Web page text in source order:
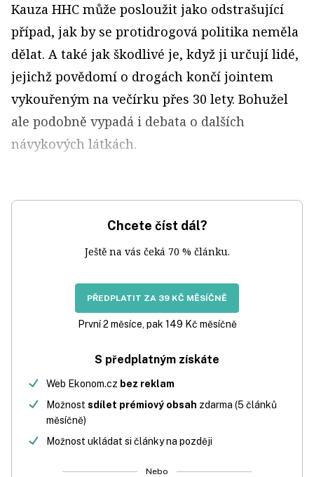
Kauza HHC může posloužit jako odstrašující
případ, jak by se protidrogová politika neměla
dělat. A také jak škodlivé je, když ji určují lidé,
jejichž povědomí o drogách končí jointem
vykouřeným na večírku přes 30 lety. Bohužel
ale podobně vypadá i debata o dalších
návykových látkách.
Chcete číst dál?
Ještě na vás čeká 70 % článku.
PŘEDPLATIT ZA 39 KČ MĚSÍČNĚ
První 2 měsíce, pak 149 Kč měsíčně
S předplatným získáte
Web Ekonom.cz bez reklam
Možnost sdílet prémiový obsah zdarma (5 článků
měsíčně)
Možnost ukládat si články na později
Nebo